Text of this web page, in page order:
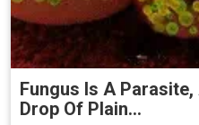
Fungus Is A
Drop Of Plain...